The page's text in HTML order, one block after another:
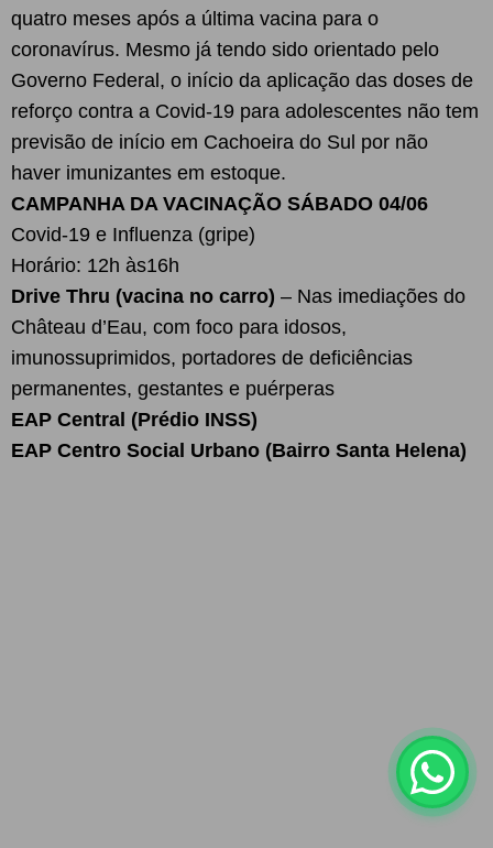
quatro meses após a última vacina para o
coronavírus. Mesmo já tendo sido orientado pelo
Governo Federal, o início da aplicação das doses de
reforço contra a Covid-19 para adolescentes não tem
previsão de início em Cachoeira do Sul por não
haver imunizantes em estoque.
CAMPANHA DA VACINAÇÃO SÁBADO 04/06
Covid-19 e Influenza (gripe)
Horário: 12h às16h
Drive Thru (vacina no carro) – Nas imediações do
Château d’Eau, com foco para idosos,
imunossuprimidos, portadores de deficiências
permanentes, gestantes e puérperas
EAP Central (Prédio INSS)
EAP Centro Social Urbano (Bairro Santa Helena)